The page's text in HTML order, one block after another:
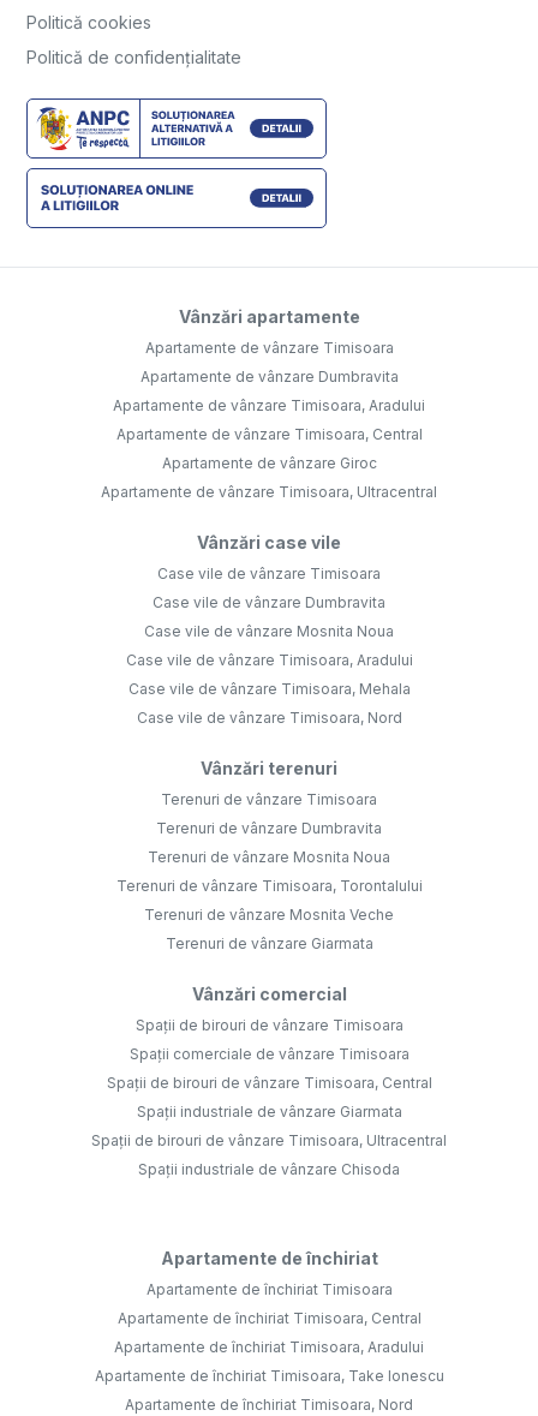
Politică cookies
Politică de confidențialitate
Vânzări apartamente
Apartamente de vânzare Timisoara
Apartamente de vânzare Dumbravita
Apartamente de vânzare Timisoara, Aradului
Apartamente de vânzare Timisoara, Central
Apartamente de vânzare Giroc
Apartamente de vânzare Timisoara, Ultracentral
Vânzări case vile
Case vile de vânzare Timisoara
Case vile de vânzare Dumbravita
Case vile de vânzare Mosnita Noua
Case vile de vânzare Timisoara, Aradului
Case vile de vânzare Timisoara, Mehala
Case vile de vânzare Timisoara, Nord
Vânzări terenuri
Terenuri de vânzare Timisoara
Terenuri de vânzare Dumbravita
Terenuri de vânzare Mosnita Noua
Terenuri de vânzare Timisoara, Torontalului
Terenuri de vânzare Mosnita Veche
Terenuri de vânzare Giarmata
Vânzări comercial
Spații de birouri de vânzare Timisoara
Spații comerciale de vânzare Timisoara
Spații de birouri de vânzare Timisoara, Central
Spații industriale de vânzare Giarmata
Spații de birouri de vânzare Timisoara, Ultracentral
Spații industriale de vânzare Chisoda
Apartamente de închiriat
Apartamente de închiriat Timisoara
Apartamente de închiriat Timisoara, Central
Apartamente de închiriat Timisoara, Aradului
Apartamente de închiriat Timisoara, Take Ionescu
Apartamente de închiriat Timisoara, Nord